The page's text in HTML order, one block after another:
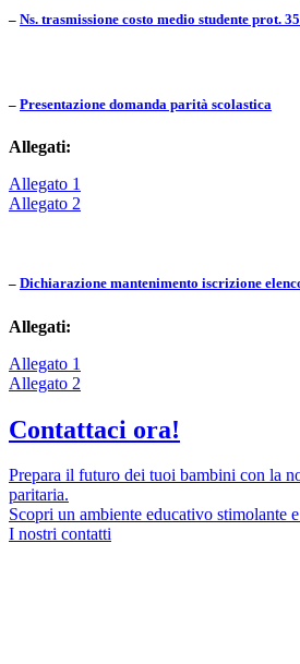
– Ns. trasmissione costo medio studente prot.
– Presentazione domanda parità scolastica
Allegati:
Allegato 1
Allegato 2
– Dichiarazione mantenimento iscrizione
Allegati:
Allegato 1
Allegato 2
Contattaci ora!
Prepara il futuro dei tuoi bambini con la
paritaria.
Scopri un ambiente educativo stimolante
I nostri contatti